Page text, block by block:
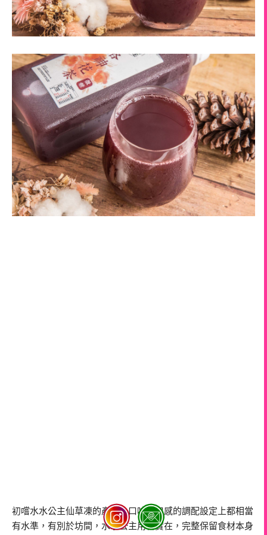
初嚐水水公主仙草凍的產品，口味及口感的調配設定上都相當
有水準，有別於坊間，水水公主用料實在，完整保留食材本身